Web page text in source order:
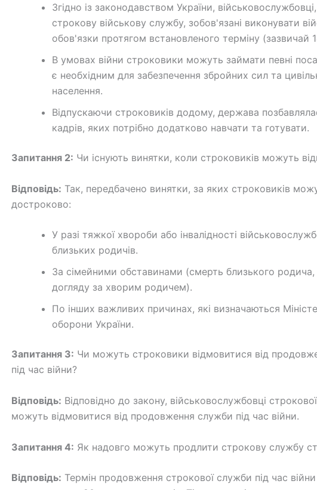
Згідно із законодавством України,
строкову військову службу, зобов'язані виконувати
обов'язки протягом встановленого терміну (зазвичай
В умовах війни строковики можуть займати певні
є необхідним для забезпечення збройних сил та
населення.
Відпускаючи строковиків додому, держава
кадрів, яких потрібно додатково навчати та готувати.
Запитання 2: Чи існують винятки, коли строковиків можуть
Відповідь: Так, передбачено винятки, за яких строковиків
достроково:
У разі тяжкої хвороби або інвалідності
близьких родичів.
За сімейними обставинами (смерть близького родича,
догляду за хворим родичем).
По інших важливих причинах, які визначаються
оборони України.
Запитання 3: Чи можуть строковики відмовитися від
під час війни?
Відповідь: Відповідно до закону, військовослужбовці
можуть відмовитися від продовження служби під час війни.
Запитання 4: Як надовго можуть продлити строкову службу
Відповідь: Термін продовження строкової служби під час